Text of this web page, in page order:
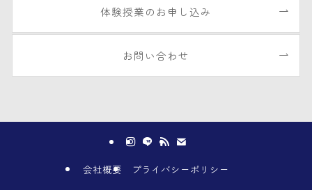
体験授業のお申し込み
お問い合わせ
会社概要 プライバシーポリシー